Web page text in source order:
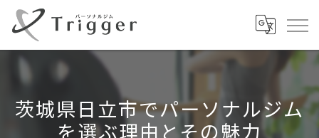
茨城県日立市でパーソナルジム
を選ぶ理由とその魅力